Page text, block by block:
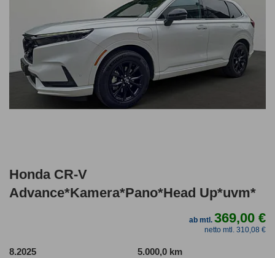
Honda CR-V
Advance*Kamera*Pano*Head Up*uvm*
ab mtl.369,00 €
netto mtl. 310,08 €
8.2025 5.000,0 km